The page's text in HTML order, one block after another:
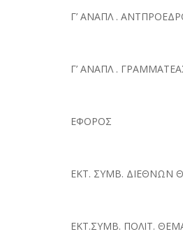
Γ’ ΑΝΑΠΛ .
Γ’ ΑΝΑΠΛ .
ΕΦΟΡΟΣ
ΕΚΤ. ΣΥΜΒ. ΔΙΕΘΝΩΝ
ΕΚΤ.ΣΥΜΒ. ΠΟΛΙΤ.